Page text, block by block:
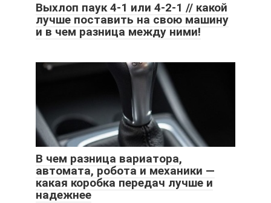
Выхлоп паук 4-1 или 4-2-1 // какой
лучше поставить на свою машину
и в чем разница между ними!
В чем разница вариатора,
автомата, робота и механики —
какая коробка передач лучше и
надежнее